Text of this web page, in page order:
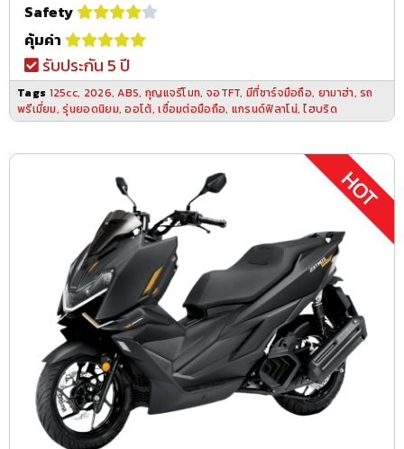
Safety
คุ้มค่า
รับประกัน 5 ปี
Tags 125cc, 2026,ABS, กุญแจรีโมท, จอTFT,มีที่ชาร์จมือถือ, ยามาฮ่า,รถ
พรีเมี่ยม,รุ่นยอดนิยม,ออโต้,เชื่อมต่อมือถือ, แกรนด์ฟิลาโน่,ไฮบริด